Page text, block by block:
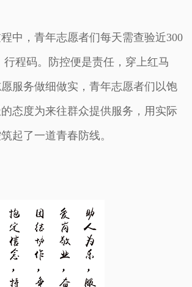
中，青年志愿者们每天需查验近300
行程码。防控便是责任，穿上红马
服务做细做实，青年志愿者们以饱
态度为来往群众提供服务，用实际
起了一道青春防线。